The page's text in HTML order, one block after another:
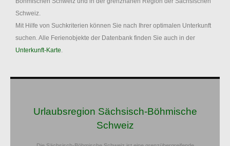
Schweiz.
Mit Hilfe von Suchkriterien können Sie nach Ihrer optimalen Unterkunft
suchen. Alle Ferienobjekte der Datenbank finden Sie auch in der
Unterkunft-Karte.
Urlaubsregion Sächsisch-Böhmische
Schweiz